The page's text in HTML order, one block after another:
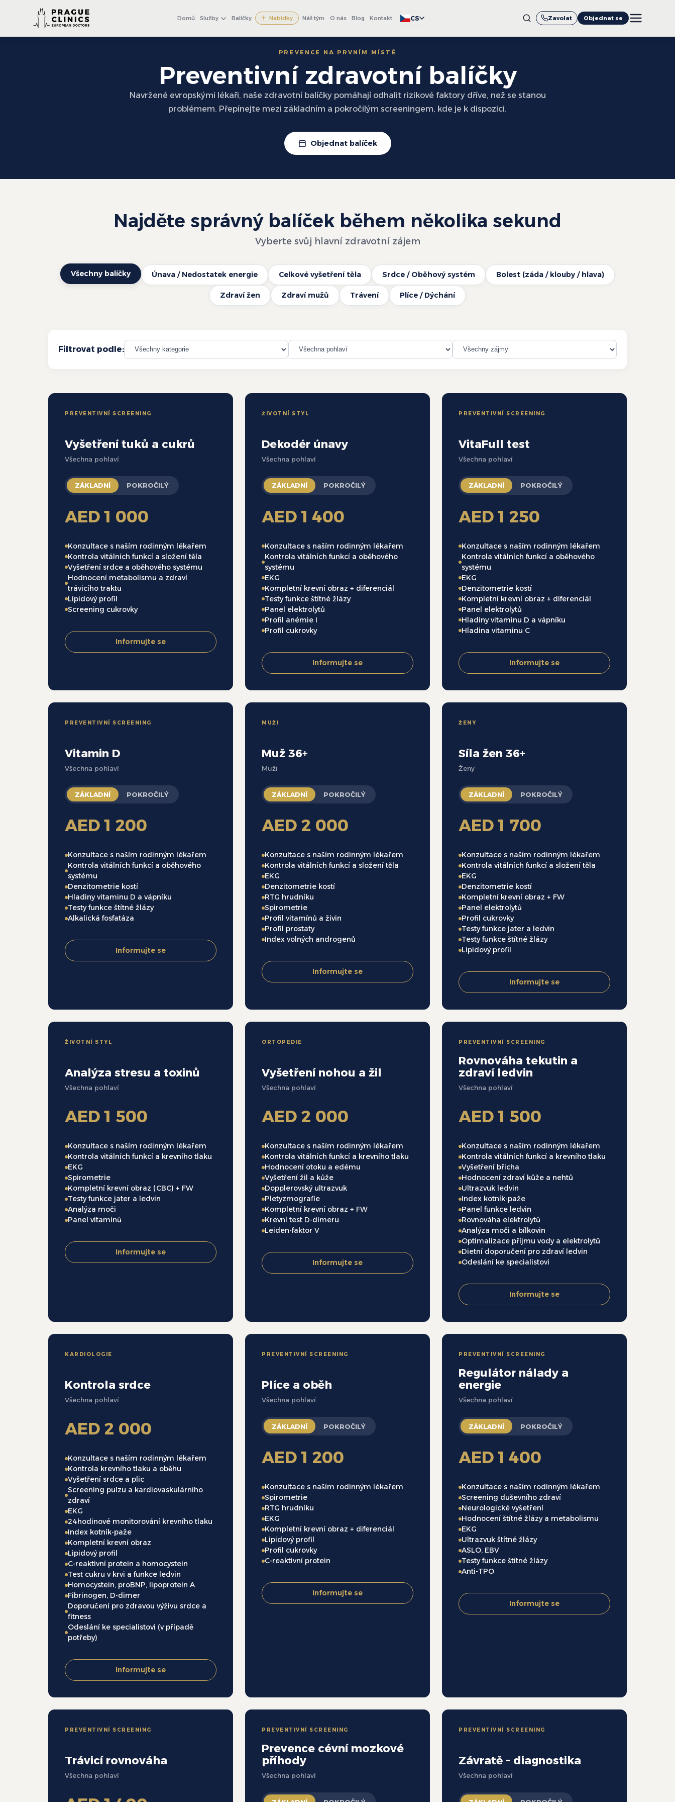
+971 4 558 0540
Domů
Služby Balíčky Nabídky Náš tým O nás Blog Kontakt CS Zavolat Objednat se
PREVENCE NA PRVNÍM MÍSTĚ
Preventivní zdravotní balíčky
Navržené evropskými lékaři, naše zdravotní balíčky pomáhají odhalit rizikové faktory dříve, než se stanou
problémem. Přepínejte mezi základním a pokročilým screeningem, kde je k dispozici.
Objednat balíček
Najděte správný balíček během několika sekund
Vyberte svůj hlavní zdravotní zájem
Všechny balíčky Únava / Nedostatek energie Celkové vyšetření těla Srdce / Oběhový systém Bolest (záda / klouby / hlava)
Zdraví žen Zdraví mužů Trávení Plíce / Dýchání
Filtrovat podle:
PREVENTIVNÍ SCREENING
Vyšetření tuků a cukrů
Všechna pohlaví
ZÁKLADNÍ POKROČILÝ
AED 1 000
Konzultace s naším rodinným lékařem
Kontrola vitálních funkcí a složení těla
Vyšetření srdce a oběhového systému
Hodnocení metabolismu a zdraví
trávicího traktu
Lipidový profil
Screening cukrovky
Informujte se
ŽIVOTNÍ STYL
Dekodér únavy
Všechna pohlaví
ZÁKLADNÍ POKROČILÝ
AED 1 400
Konzultace s naším rodinným lékařem
Kontrola vitálních funkcí a oběhového
systému
EKG
Kompletní krevní obraz + diferenciál
Testy funkce štítné žlázy
Panel elektrolytů
Profil anémie I
Profil cukrovky
Informujte se
PREVENTIVNÍ SCREENING
VitaFull test
Všechna pohlaví
ZÁKLADNÍ POKROČILÝ
AED 1 250
Konzultace s naším rodinným lékařem
Kontrola vitálních funkcí a oběhového
systému
EKG
Denzitometrie kostí
Kompletní krevní obraz + diferenciál
Panel elektrolytů
Hladiny vitaminu D a vápníku
Hladina vitaminu C
Informujte se
PREVENTIVNÍ SCREENING
Vitamin D
Všechna pohlaví
ZÁKLADNÍ POKROČILÝ
AED 1 200
Konzultace s naším rodinným lékařem
Kontrola vitálních funkcí a oběhového
systému
Denzitometrie kostí
Hladiny vitaminu D a vápníku
Testy funkce štítné žlázy
Alkalická fosfatáza
Informujte se
MUŽI
Muž 36+
Muži
ZÁKLADNÍ POKROČILÝ
AED 2 000
Konzultace s naším rodinným lékařem
Kontrola vitálních funkcí a složení těla
EKG
Denzitometrie kostí
RTG hrudníku
Spirometrie
Profil vitamínů a živin
Profil prostaty
Index volných androgenů
Informujte se
ŽENY
Síla žen 36+
Ženy
ZÁKLADNÍ POKROČILÝ
AED 1 700
Konzultace s naším rodinným lékařem
Kontrola vitálních funkcí a složení těla
EKG
Denzitometrie kostí
Kompletní krevní obraz + FW
Panel elektrolytů
Profil cukrovky
Testy funkce jater a ledvin
Testy funkce štítné žlázy
Lipidový profil
Informujte se
ŽIVOTNÍ STYL
Analýza stresu a toxinů
Všechna pohlaví
AED 1 500
Konzultace s naším rodinným lékařem
Kontrola vitálních funkcí a krevního tlaku
EKG
Spirometrie
Kompletní krevní obraz (CBC) + FW
Testy funkce jater a ledvin
Analýza moči
Panel vitamínů
Informujte se
ORTOPEDIE
Vyšetření nohou a žil
Všechna pohlaví
AED 2 000
Konzultace s naším rodinným lékařem
Kontrola vitálních funkcí a krevního tlaku
Hodnocení otoku a edému
Vyšetření žil a kůže
Dopplerovský ultrazvuk
Pletyzmografie
Kompletní krevní obraz + FW
Krevní test D-dimeru
Leiden-faktor V
Informujte se
PREVENTIVNÍ SCREENING
Rovnováha tekutin a
zdraví ledvin
Všechna pohlaví
AED 1 500
Konzultace s naším rodinným lékařem
Kontrola vitálních funkcí a krevního tlaku
Vyšetření břicha
Hodnocení zdraví kůže a nehtů
Ultrazvuk ledvin
Index kotník-paže
Panel funkce ledvin
Rovnováha elektrolytů
Analýza moči a bílkovin
Optimalizace příjmu vody a elektrolytů
Dietní doporučení pro zdraví ledvin
Odeslání ke specialistovi
Informujte se
KARDIOLOGIE
Kontrola srdce
Všechna pohlaví
AED 2 000
Konzultace s naším rodinným lékařem
Kontrola krevního tlaku a oběhu
Vyšetření srdce a plic
Screening pulzu a kardiovaskulárního
zdraví
EKG
24hodinové monitorování krevního tlaku
Index kotník-paže
Kompletní krevní obraz
Lipidový profil
C-reaktivní protein a homocystein
Test cukru v krvi a funkce ledvin
Homocystein, proBNP, lipoprotein A
Fibrinogen, D-dimer
Doporučení pro zdravou výživu srdce a
fitness
Odeslání ke specialistovi (v případě
potřeby)
Informujte se
PREVENTIVNÍ SCREENING
Plíce a oběh
Všechna pohlaví
ZÁKLADNÍ POKROČILÝ
AED 1 200
Konzultace s naším rodinným lékařem
Spirometrie
RTG hrudníku
EKG
Kompletní krevní obraz + diferenciál
Lipidový profil
Profil cukrovky
C-reaktivní protein
Informujte se
PREVENTIVNÍ SCREENING
Regulátor nálady a
energie
Všechna pohlaví
ZÁKLADNÍ POKROČILÝ
AED 1 400
Konzultace s naším rodinným lékařem
Screening duševního zdraví
Neurologické vyšetření
Hodnocení štítné žlázy a metabolismu
EKG
Ultrazvuk štítné žlázy
ASLO, EBV
Testy funkce štítné žlázy
Anti-TPO
Informujte se
PREVENTIVNÍ SCREENING
Trávicí rovnováha
Všechna pohlaví
PREVENTIVNÍ SCREENING
Prevence cévní mozkové
příhody
Všechna pohlaví
PREVENTIVNÍ SCREENING
Závratě – diagnostika
Všechna pohlaví